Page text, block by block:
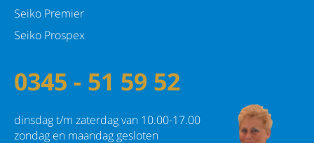
Kastvorm: Rond
Kleur kast: Zilverkleurig
Lichtgevende index: Ja
Lichtgevende wijzers: Ja
Seiko Premier
Seiko Prospex
0345 - 51 59 52
dinsdag t/m zaterdag van 10.00-17.00
zondag en maandag gesloten